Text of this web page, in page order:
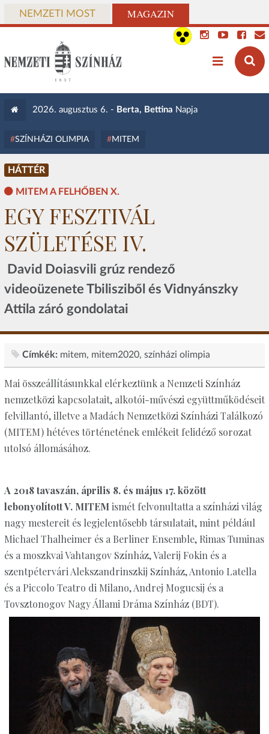
NEMZETI MOST MAGAZIN
2026. augusztus 6. - Berta, Bettina Napja
SZÍNHÁZI OLIMPIA MITEM
HÁTTÉR
MITEM A FELHŐBEN X.
EGY FESZTIVÁL
SZÜLETÉSE IV.
David Doiasvili grúz rendező
videoüzenete Tbilisziből és Vidnyánszky
Attila záró gondolatai
Címkék: mitem mitem2020 színházi olimpia
Mai összeállításunkkal elérkeztünk a Nemzeti Színház
nemzetközi kapcsolatait, alkotói-művészi együttműködéseit
felvillantó, illetve a Madách Nemzetközi Színházi Találkozó
(MITEM) hétéves történetének emlékeit felidéző sorozat
utolsó állomásához.
A 2018 tavaszán, április 8. és május 17. között
lebonyolított V. MITEMismét felvonultatta a színházi világ
nagy mestereit és legjelentősebb társulatait, mint például
Michael Thalheimer és a Berliner Ensemble, Rimas Tuminas
és a moszkvai Vahtangov Színház, Valerij Fokin és a
szentpétervári Alekszandrinszkij Színház, Antonio Latella
és a Piccolo Teatro di Milano, Andrej Mogucsij és a
Tovsztonogov Nagy Állami Dráma Színház (BDT).